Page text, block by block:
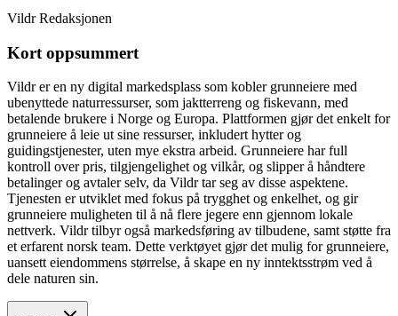
Vildr Redaksjonen
Kort oppsummert
Vildr er en ny digital markedsplass som kobler grunneiere med
ubenyttede naturressurser, som jaktterreng og fiskevann, med
betalende brukere i Norge og Europa. Plattformen gjør det enkelt for
grunneiere å leie ut sine ressurser, inkludert hytter og
guidingstjenester, uten mye ekstra arbeid. Grunneiere har full
kontroll over pris, tilgjengelighet og vilkår, og slipper å håndtere
betalinger og avtaler selv, da Vildr tar seg av disse aspektene.
Tjenesten er utviklet med fokus på trygghet og enkelhet, og gir
grunneiere muligheten til å nå flere jegere enn gjennom lokale
nettverk. Vildr tilbyr også markedsføring av tilbudene, samt støtte fra
et erfarent norsk team. Dette verktøyet gjør det mulig for grunneiere,
uansett eiendommens størrelse, å skape en ny inntektsstrøm ved å
dele naturen sin.